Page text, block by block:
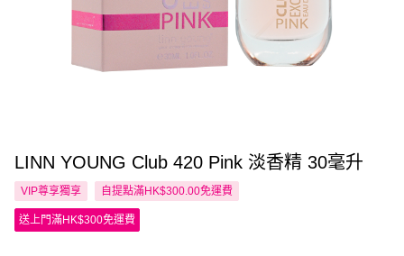
LINN YOUNG Club 420 Pink 淡香精 30毫升
VIP尊享獨享 自提點滿HK$300.00免運費
送上門滿HK$300免運費